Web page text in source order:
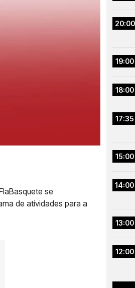
se
de atividades para a
20:00
19:00
18:00
17:35
15:00
14:00
13:00
12:00